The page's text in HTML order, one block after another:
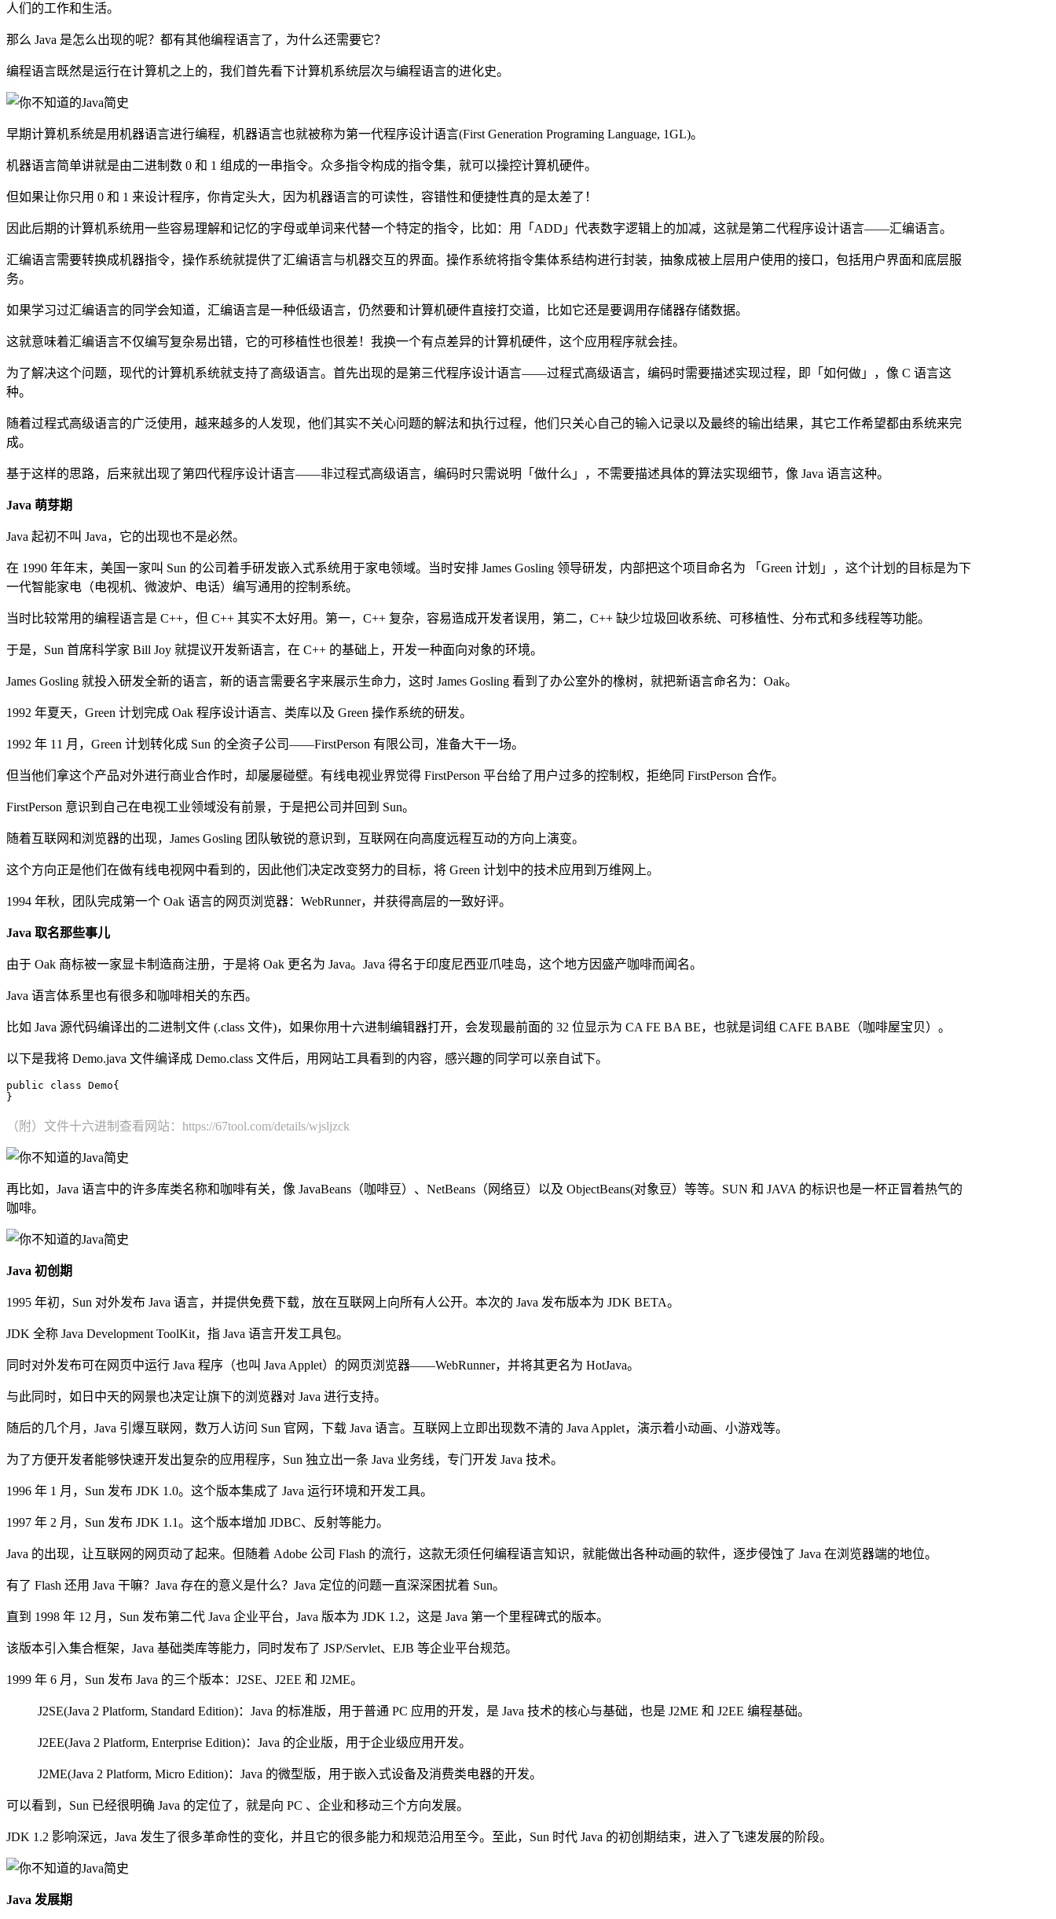
人们的工作和生活。
那么 Java 是怎么出现的呢？都有其他编程语言了，为什么还需要它？
编程语言既然是运行在计算机之上的，我们首先看下计算机系统层次与编程语言的进化史。
早期计算机系统是用机器语言进行编程，机器语言也就被称为第一代程序设计语言(First Generation Programing Language, 1GL)。
机器语言简单讲就是由二进制数 0 和 1 组成的一串指令。众多指令构成的指令集，就可以操控计算机硬件。
但如果让你只用 0 和 1 来设计程序，你肯定头大，因为机器语言的可读性，容错性和便捷性真的是太差了！
因此后期的计算机系统用一些容易理解和记忆的字母或单词来代替一个特定的指令，比如：用「ADD」代表数字逻辑上的加减，这就是第二代程序设计语言——汇编语言。
汇编语言需要转换成机器指令，操作系统就提供了汇编语言与机器交互的界面。操作系统将指令集体系结构进行封装，抽象成被上层用户使用的接口，包括用户界面和底层服
务。
如果学习过汇编语言的同学会知道，汇编语言是一种低级语言，仍然要和计算机硬件直接打交道，比如它还是要调用存储器存储数据。
这就意味着汇编语言不仅编写复杂易出错，它的可移植性也很差！我换一个有点差异的计算机硬件，这个应用程序就会挂。
为了解决这个问题，现代的计算机系统就支持了高级语言。首先出现的是第三代程序设计语言——过程式高级语言，编码时需要描述实现过程，即「如何做」，像 C 语言这
种。
随着过程式高级语言的广泛使用，越来越多的人发现，他们其实不关心问题的解法和执行过程，他们只关心自己的输入记录以及最终的输出结果，其它工作希望都由系统来完
成。
基于这样的思路，后来就出现了第四代程序设计语言——非过程式高级语言，编码时只需说明「做什么」，不需要描述具体的算法实现细节，像 Java 语言这种。
Java 萌芽期
Java 起初不叫 Java，它的出现也不是必然。
在 1990 年年末，美国一家叫 Sun 的公司着手研发嵌入式系统用于家电领域。当时安排 James Gosling 领导研发，内部把这个项目命名为 「Green 计划」，这个计划的目标是为下
一代智能家电（电视机、微波炉、电话）编写通用的控制系统。
当时比较常用的编程语言是 C++，但 C++ 其实不太好用。第一，C++ 复杂，容易造成开发者误用，第二，C++ 缺少垃圾回收系统、可移植性、分布式和多线程等功能。
于是，Sun 首席科学家 Bill Joy 就提议开发新语言，在 C++ 的基础上，开发一种面向对象的环境。
James Gosling 就投入研发全新的语言，新的语言需要名字来展示生命力，这时 James Gosling 看到了办公室外的橡树，就把新语言命名为：Oak。
1992 年夏天，Green 计划完成 Oak 程序设计语言、类库以及 Green 操作系统的研发。
1992 年 11 月，Green 计划转化成 Sun 的全资子公司——FirstPerson 有限公司，准备大干一场。
但当他们拿这个产品对外进行商业合作时，却屡屡碰壁。有线电视业界觉得 FirstPerson 平台给了用户过多的控制权，拒绝同 FirstPerson 合作。
FirstPerson 意识到自己在电视工业领域没有前景，于是把公司并回到 Sun。
随着互联网和浏览器的出现，James Gosling 团队敏锐的意识到，互联网在向高度远程互动的方向上演变。
这个方向正是他们在做有线电视网中看到的，因此他们决定改变努力的目标，将 Green 计划中的技术应用到万维网上。
1994 年秋，团队完成第一个 Oak 语言的网页浏览器：WebRunner，并获得高层的一致好评。
Java 取名那些事儿
由于 Oak 商标被一家显卡制造商注册，于是将 Oak 更名为 Java。Java 得名于印度尼西亚爪哇岛，这个地方因盛产咖啡而闻名。
Java 语言体系里也有很多和咖啡相关的东西。
比如 Java 源代码编译出的二进制文件 (.class 文件)，如果你用十六进制编辑器打开，会发现最前面的 32 位显示为 CA FE BA BE，也就是词组 CAFE BABE（咖啡屋宝贝）。
以下是我将 Demo.java 文件编译成 Demo.class 文件后，用网站工具看到的内容，感兴趣的同学可以亲自试下。
public class Demo{
}
（附）文件十六进制查看网站：https://67tool.com/details/wjsljzck
再比如，Java 语言中的许多库类名称和咖啡有关，像 JavaBeans（咖啡豆）、NetBeans（网络豆）以及 ObjectBeans(对象豆）等等。SUN 和 JAVA 的标识也是一杯正冒着热气的
咖啡。
Java 初创期
1995 年初，Sun 对外发布 Java 语言，并提供免费下载，放在互联网上向所有人公开。本次的 Java 发布版本为 JDK BETA。
JDK 全称 Java Development ToolKit，指 Java 语言开发工具包。
同时对外发布可在网页中运行 Java 程序（也叫 Java Applet）的网页浏览器——WebRunner，并将其更名为 HotJava。
与此同时，如日中天的网景也决定让旗下的浏览器对 Java 进行支持。
随后的几个月，Java 引爆互联网，数万人访问 Sun 官网，下载 Java 语言。互联网上立即出现数不清的 Java Applet，演示着小动画、小游戏等。
为了方便开发者能够快速开发出复杂的应用程序，Sun 独立出一条 Java 业务线，专门开发 Java 技术。
1996 年 1 月，Sun 发布 JDK 1.0。这个版本集成了 Java 运行环境和开发工具。
1997 年 2 月，Sun 发布 JDK 1.1。这个版本增加 JDBC、反射等能力。
Java 的出现，让互联网的网页动了起来。但随着 Adobe 公司 Flash 的流行，这款无须任何编程语言知识，就能做出各种动画的软件，逐步侵蚀了 Java 在浏览器端的地位。
有了 Flash 还用 Java 干嘛？Java 存在的意义是什么？Java 定位的问题一直深深困扰着 Sun。
直到 1998 年 12 月，Sun 发布第二代 Java 企业平台，Java 版本为 JDK 1.2，这是 Java 第一个里程碑式的版本。
该版本引入集合框架，Java 基础类库等能力，同时发布了 JSP/Servlet、EJB 等企业平台规范。
1999 年 6 月，Sun 发布 Java 的三个版本：J2SE、J2EE 和 J2ME。
J2SE(Java 2 Platform, Standard Edition)：Java 的标准版，用于普通 PC 应用的开发，是 Java 技术的核心与基础，也是 J2ME 和 J2EE 编程基础。
J2EE(Java 2 Platform, Enterprise Edition)：Java 的企业版，用于企业级应用开发。
J2ME(Java 2 Platform, Micro Edition)：Java 的微型版，用于嵌入式设备及消费类电器的开发。
可以看到，Sun 已经很明确 Java 的定位了，就是向 PC 、企业和移动三个方向发展。
JDK 1.2 影响深远，Java 发生了很多革命性的变化，并且它的很多能力和规范沿用至今。至此，Sun 时代 Java 的初创期结束，进入了飞速发展的阶段。
Java 发展期